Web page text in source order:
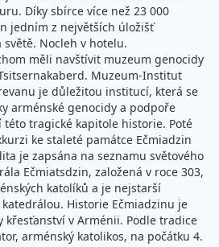
Díky sbírce více než 23 000
jedním z největších úložišť
Nocleh v hotelu.
měli navštívit muzeum genocidy
Muzeum-Institut
je důležitou institucí, která se
arménské genocidy a podpoře
tragické kapitole historie. Poté
ke staleté památce Ečmiadzin
je zapsána na seznamu světového
Ečmiatsdzin, založená v roce 303,
katolíků a je nejstarší
Historie Ečmiadzinu je
křesťanství v Arménii. Podle tradice
arménský katolikos, na počátku 4.